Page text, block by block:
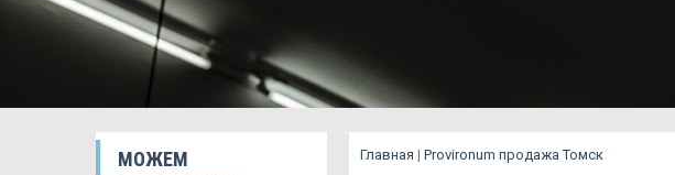
МОЖЕМ
Главная | Provironum продажа Томск